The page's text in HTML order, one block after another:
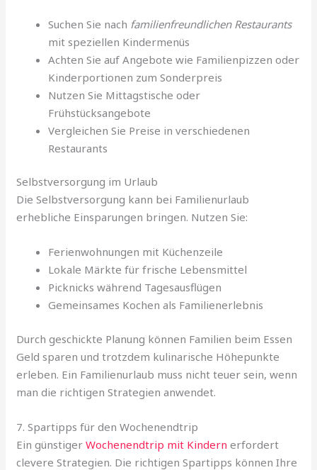
Suchen Sie nach familienfreundlichen Restaurants
mit speziellen Kindermenüs
Achten Sie auf Angebote wie Familienpizzen oder
Kinderportionen zum Sonderpreis
Nutzen Sie Mittagstische oder
Frühstücksangebote
Vergleichen Sie Preise in verschiedenen
Restaurants
Selbstversorgung im Urlaub
Die Selbstversorgung kann bei Familienurlaub
erhebliche Einsparungen bringen. Nutzen Sie:
Ferienwohnungen mit Küchenzeile
Lokale Märkte für frische Lebensmittel
Picknicks während Tagesausflügen
Gemeinsames Kochen als Familienerlebnis
Durch geschickte Planung können Familien beim Essen
Geld sparen und trotzdem kulinarische Höhepunkte
erleben. Ein Familienurlaub muss nicht teuer sein, wenn
man die richtigen Strategien anwendet.
7. Spartipps für den Wochenendtrip
Ein günstigerWochenendtrip mit Kindern erfordert
clevere Strategien. Die richtigen Spartipps können Ihre